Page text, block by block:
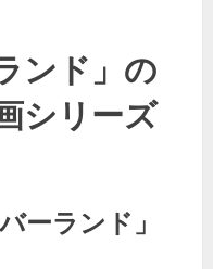
ンド」の
シリーズ
ーランド」